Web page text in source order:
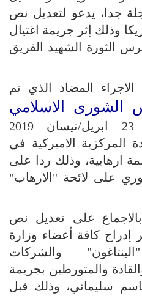
جدا، يدعو لتعديل نص
وذلك إثر جريمة اغتيال
الثورة الشهيد الفريق
المضاد الذي تم
الشورى الاسلامي
(البرلمان) في تاريخ 23 ابريل/نيسان 2019
المركزية الاميركية في
ارهابية، وذلك ردا على
على لائحة "الارهاب"
على تعديل نص
إدراج كافة أعضاء وزارة
والشركات
والمتورطين بجريمة
سليماني، وذلك قبل